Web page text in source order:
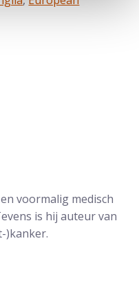
voormalig medisch
is hij auteur van
)kanker.